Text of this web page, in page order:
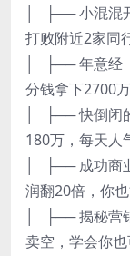
│ ├── 小混混
打败附近2家同
│ ├── 年意经
分钱拿下2700
│ ├── 快倒闭
180万，每天人
│ ├── 成功商
润翻20倍，你
│ ├── 揭秘营
卖空，学会你